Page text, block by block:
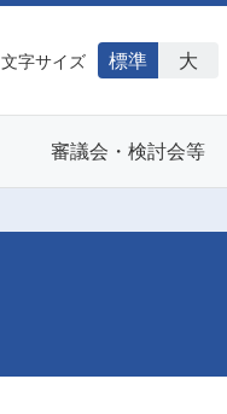
文字サイズ 標準 大
審議会・検討会等